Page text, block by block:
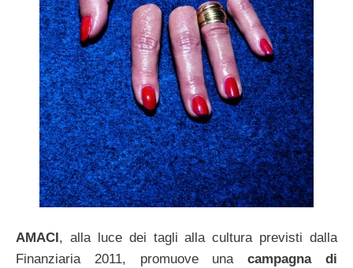
AMACI , alla luce dei tagli alla cultura previsti dalla
Finanziaria 2011, promuove unacampagna di